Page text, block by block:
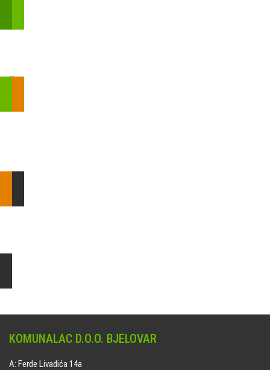
KOMUNALAC D.O.O. BJELOVAR
A: Ferde Livadića 14a